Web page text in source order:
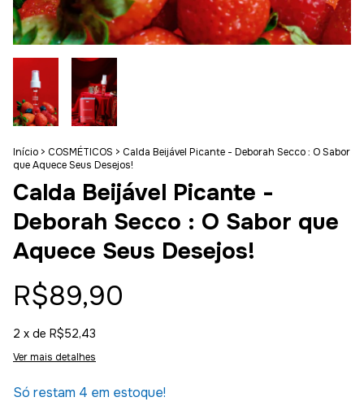
Início > COSMÉTICOS > Calda Beijável Picante - Deborah Secco : O Sabor
que Aquece Seus Desejos!
Calda Beijável Picante -
Deborah Secco : O Sabor que
Aquece Seus Desejos!
R$89,90
2 x de R$52,43
Ver mais detalhes
Só restam 4 em estoque!